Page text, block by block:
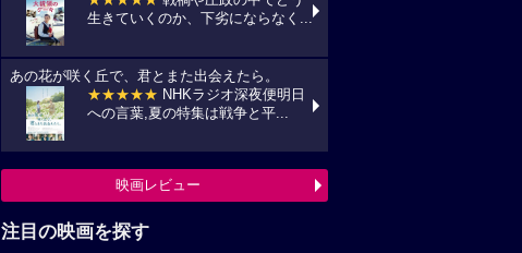
生きていくのか、下劣にならなく...
あの花が咲く丘で、君とまた出会えたら。
★★★★★ NHKラジオ深夜便明日
への言葉,夏の特集は戦争と平...
映画レビュー
注目の映画を探す